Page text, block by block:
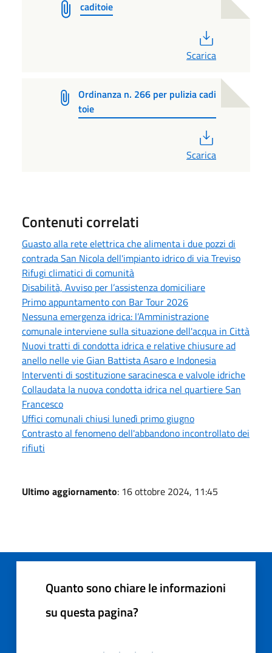
caditoie
Scarica
Ordinanza n. 266 per pulizia cadi
toie
Scarica
Contenuti correlati
Guasto alla rete elettrica che alimenta i due pozzi di
contrada San Nicola dell'impianto idrico di via Treviso
Rifugi climatici di comunità
Disabilità, Avviso per l’assistenza domiciliare
Primo appuntamento con Bar Tour 2026
Nessuna emergenza idrica: l’Amministrazione
comunale interviene sulla situazione dell'acqua in Città
Nuovi tratti di condotta idrica e relative chiusure ad
anello nelle vie Gian Battista Asaro e Indonesia
Interventi di sostituzione saracinesca e valvole idriche
Collaudata la nuova condotta idrica nel quartiere San
Francesco
Uffici comunali chiusi lunedì primo giugno
Contrasto al fenomeno dell'abbandono incontrollato dei
rifiuti
Ultimo aggiornamento: 16 ottobre 2024, 11:45
Quanto sono chiare le informazioni
su questa pagina?